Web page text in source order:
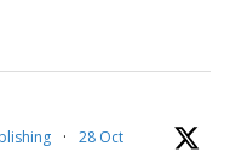
· 28 Oct